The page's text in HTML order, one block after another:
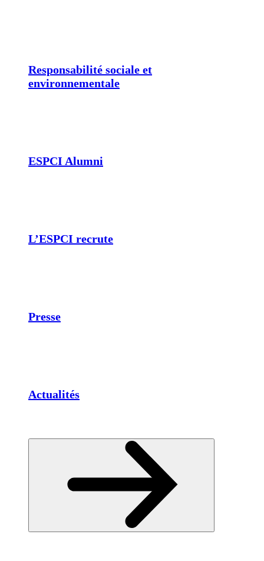
Responsabilité sociale et
environnementale
ESPCI Alumni
L’ESPCI recrute
Presse
Actualités